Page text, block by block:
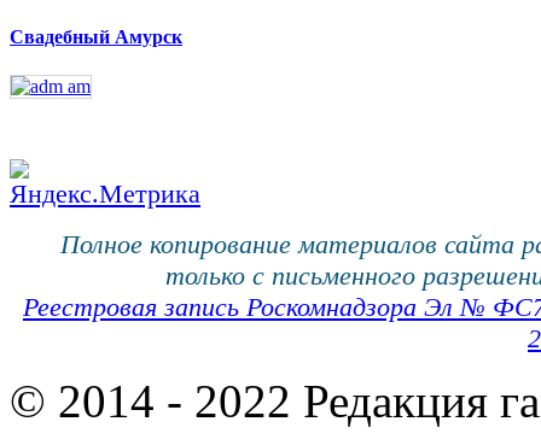
Свадебный Амурск
Полное копирование материалов сайта
только с письменного
Реестровая запись Роскомнадзора Эл №
© 2014 - 2022 Редакция